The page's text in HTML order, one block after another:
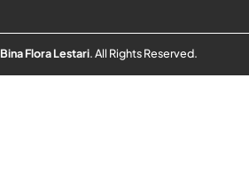
Bina Flora Lestari. All Rights Reserved.